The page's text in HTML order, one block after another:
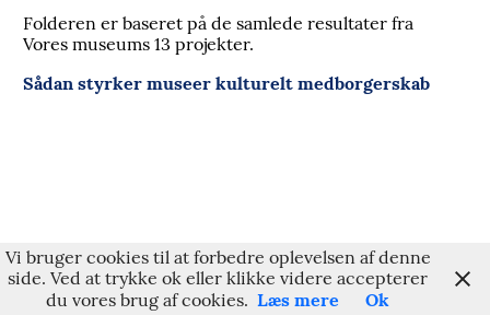
Folderen er baseret på de samlede resultater fra
Vores museums 13 projekter.
Sådan styrker museer kulturelt medborgerskab
Vi bruger cookies til at forbedre oplevelsen af denne
side. Ved at trykke ok eller klikke videre accepterer
du vores brug af cookies. Læs mere Ok